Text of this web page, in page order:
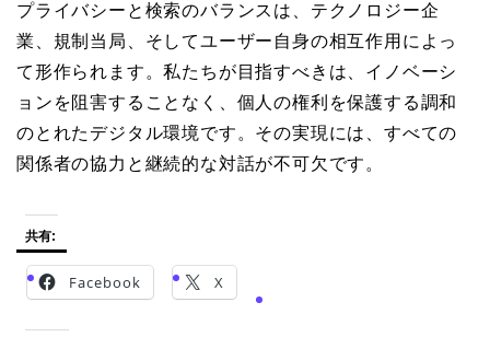
プライバシーと検索のバランスは、テクノロジー企
業、規制当局、そしてユーザー自身の相互作用によっ
て形作られます。私たちが目指すべきは、イノベーシ
ョンを阻害することなく、個人の権利を保護する調和
のとれたデジタル環境です。その実現には、すべての
関係者の協力と継続的な対話が不可欠です。
共有:
Facebook X